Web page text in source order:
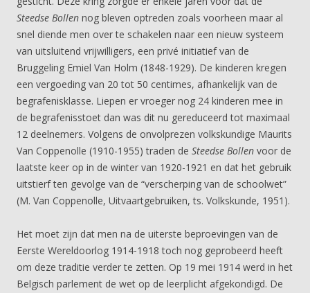
Steedse Bollen nog bleven optreden zoals voorheen maar al
snel diende men over te schakelen naar een nieuw systeem
van uitsluitend vrijwilligers, een privé initiatief van de
Bruggeling Emiel Van Holm (1848-1929). De kinderen kregen
een vergoeding van 20 tot 50 centimes, afhankelijk van de
begrafenisklasse. Liepen er vroeger nog 24 kinderen mee in
de begrafenisstoet dan was dit nu gereduceerd tot maximaal
12 deelnemers. Volgens de onvolprezen volkskundige Maurits
Van Coppenolle (1910-1955) traden de Steedse Bollen voor de
laatste keer op in de winter van 1920-1921 en dat het gebruik
uitstierf ten gevolge van de “verscherping van de schoolwet”
(M. Van Coppenolle, Uitvaartgebruiken, ts. Volkskunde, 1951).
Het moet zijn dat men na de uiterste beproevingen van de
Eerste Wereldoorlog 1914-1918 toch nog geprobeerd heeft
om deze traditie verder te zetten. Op 19 mei 1914 werd in het
Belgisch parlement de wet op de leerplicht afgekondigd. De